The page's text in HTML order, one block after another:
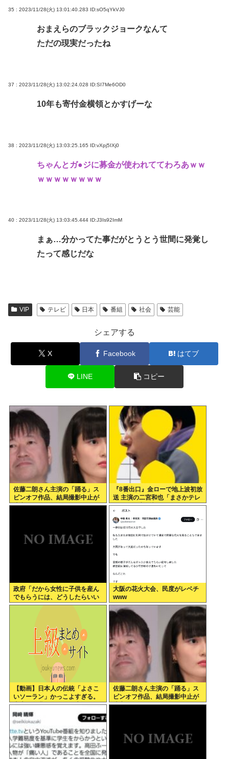
35 : 2023/11/28(火) 13:01:40.283 ID:sO5qYkVJ0
おまえらのブラックジョークなんて
ただの現実だったね
37 : 2023/11/28(火) 13:02:24.028 ID:SI7Me6OD0
10年も寄付金横領とかすげーな
38 : 2023/11/28(火) 13:03:25.165 ID:vXpj5IXj0
ちゃんとガ●ジに募金が使われててわろあｗｗ
ｗｗｗｗｗｗｗｗ
40 : 2023/11/28(火) 13:03:45.444 ID:J3Is92ImM
まぁ…分かってた事だがとうとう世間に発覚し
たって感じだな
VIP テレビ 日本 番組 社会 芸能
シェアする
X Facebook はてブ
LINE コピー
佐藤二朗さん主演の「踊る」ス
ピンオフ作品、結局撮影中止が
決定www
『8番出口』金ローで地上波初放
送 主演の二宮和也「まさかテレ
ビにまで迷い込んでしまうと
は」
政府「だから女性に子供を産ん
でもらうには、どうしたらいい
のよ;;」
大阪の花火大会、民度がレベチ
www
【動画】日本人の伝統「よさこ
いソーラン」かっこよすぎる。
古来から我々のDNAに刻まれた
踊り
佐藤二朗さん主演の「踊る」ス
ピンオフ作品、結局撮影中止が
決定www